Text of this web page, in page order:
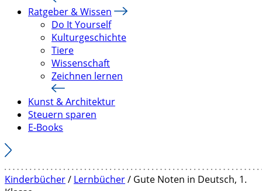
Ratgeber & Wissen
Do It Yourself
Kulturgeschichte
Tiere
Wissenschaft
Zeichnen lernen
Kunst & Architektur
Steuern sparen
E-Books
Kinderbücher/ Lernbücher/ Gute Noten in Deutsch, 1.